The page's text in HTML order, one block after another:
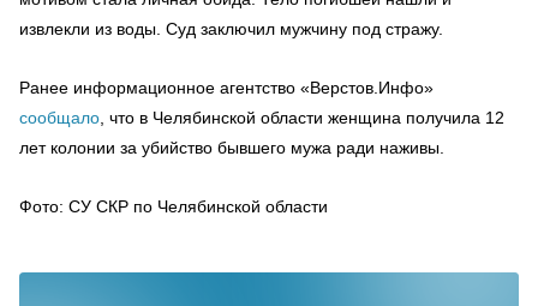
извлекли из воды. Суд заключил мужчину под стражу.
Ранее информационное агентство «Верстов.Инфо»
сообщало , что в Челябинской области женщина получила 12
лет колонии за убийство бывшего мужа ради наживы.
Фото: СУ СКР по Челябинской области